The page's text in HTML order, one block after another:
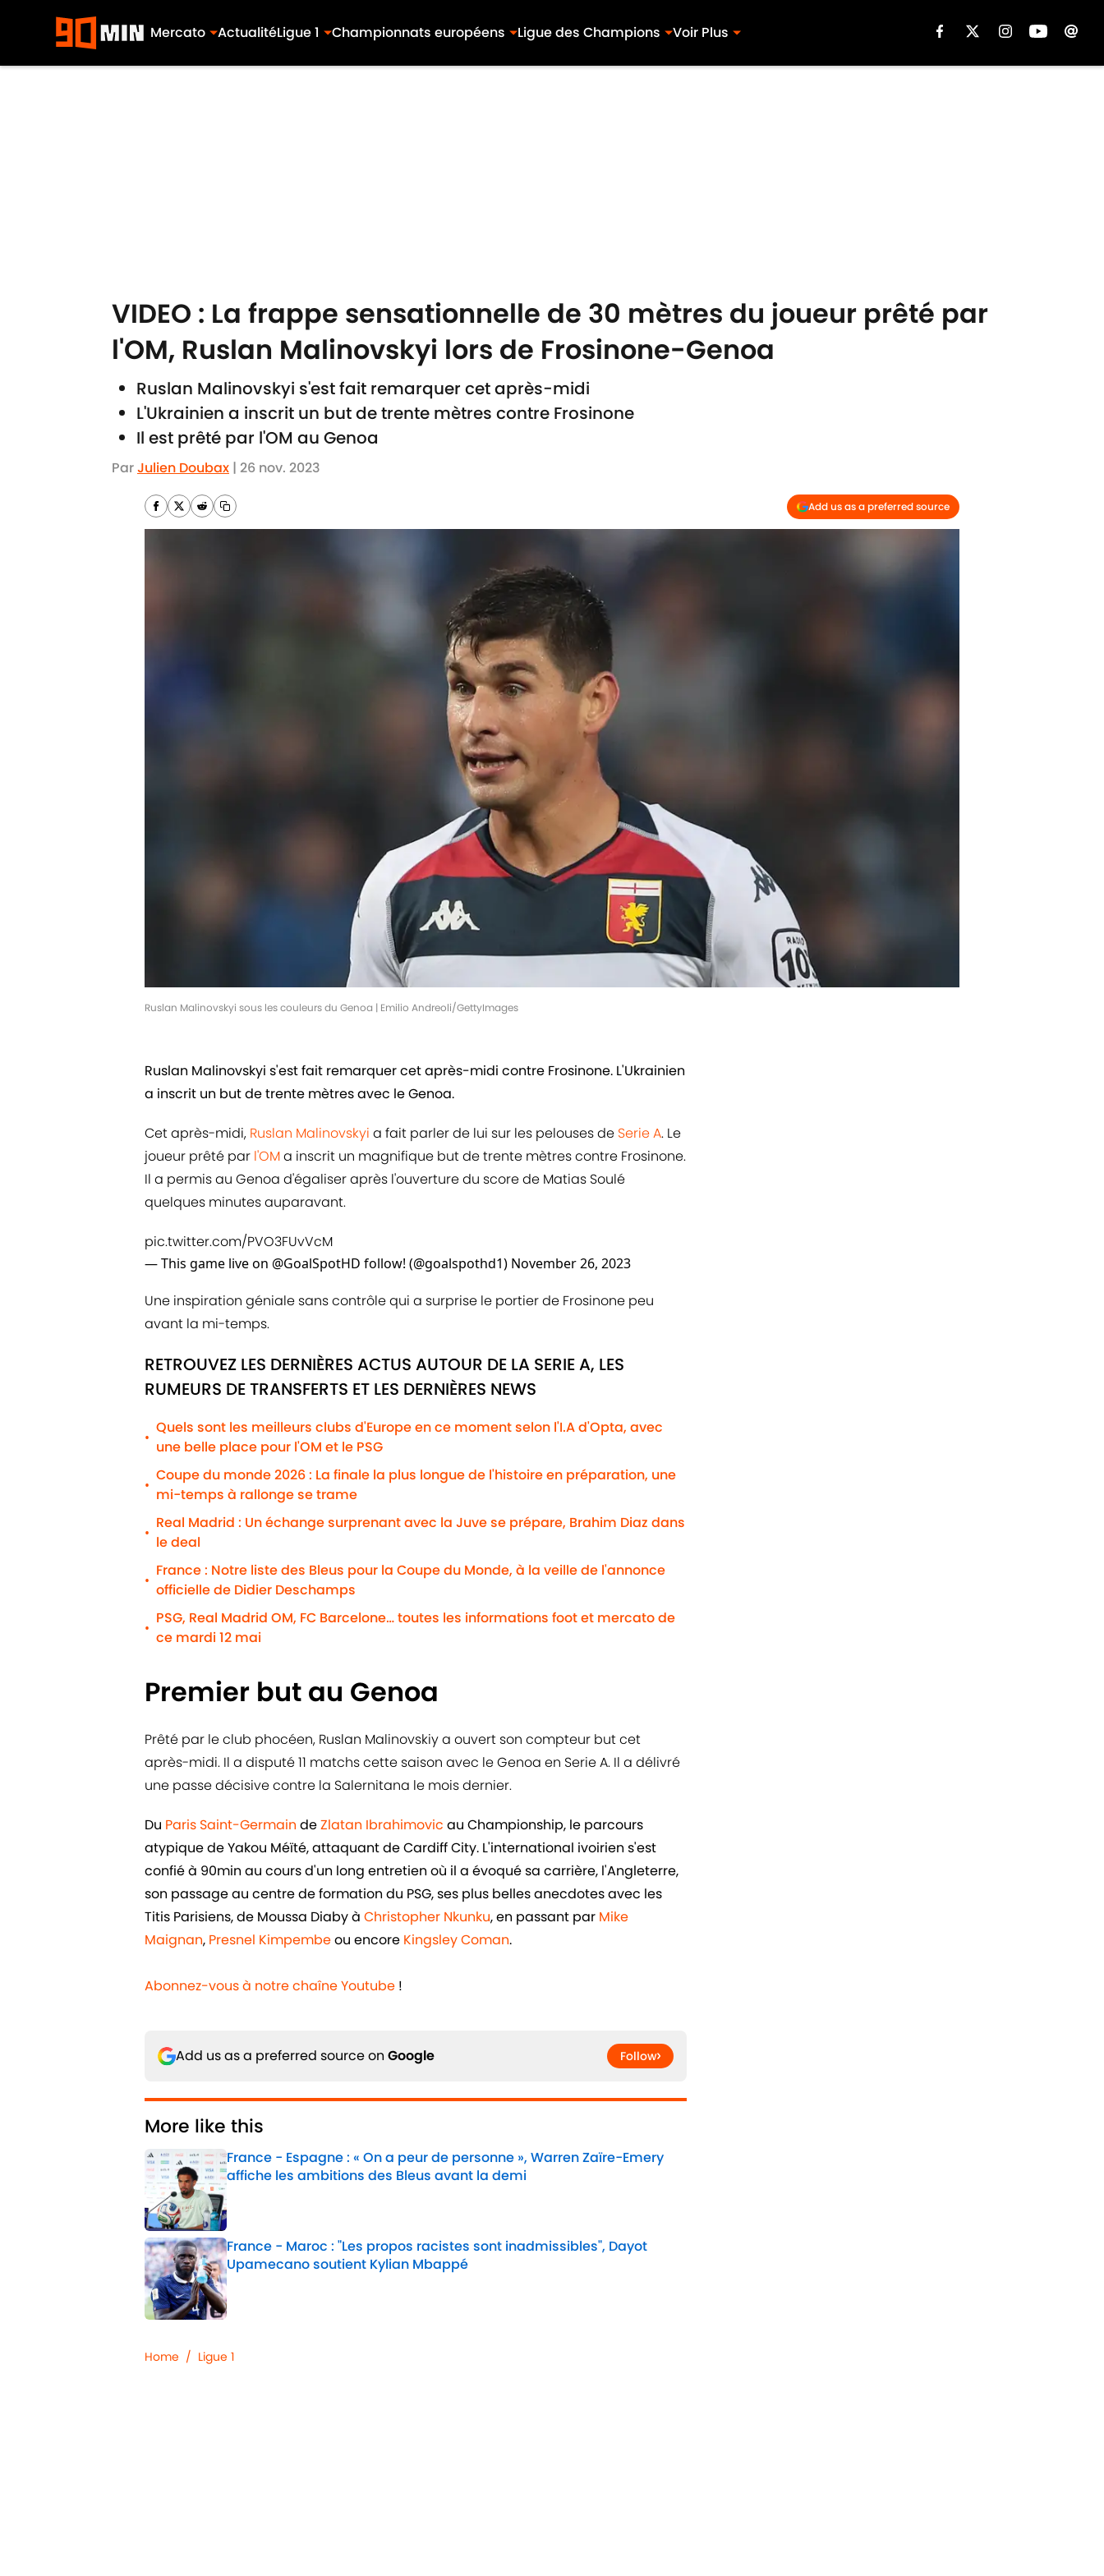
Mercato ActualitéLigue 1 Championnats européens Ligue des Champions Voir Plus
VIDEO : La frappe sensationnelle de 30 mètres du joueur prêté par
l'OM, Ruslan Malinovskyi lors de Frosinone-Genoa
Ruslan Malinovskyi s'est fait remarquer cet après-midi
L'Ukrainien a inscrit un but de trente mètres contre Frosinone
Il est prêté par l'OM au Genoa
ParJulien Doubax | 26 nov. 2023
Add us as a preferred source
Ruslan Malinovskyi sous les couleurs du Genoa | Emilio Andreoli/GettyImages
Ruslan Malinovskyi s'est fait remarquer cet après-midi contre Frosinone. L'Ukrainien
a inscrit un but de trente mètres avec le Genoa.
Cet après-midi, Ruslan Malinovskyi a fait parler de lui sur les pelouses de Serie A. Le
joueur prêté par l'OMa inscrit un magnifique but de trente mètres contre Frosinone.
Il a permis au Genoa d'égaliser après l'ouverture du score de Matias Soulé
quelques minutes auparavant.
pic.twitter.com/PVO3FUvVcM
— This game live on @GoalSpotHD follow! (@goalspothd1) November 26, 2023
Une inspiration géniale sans contrôle qui a surprise le portier de Frosinone peu
avant la mi-temps.
RETROUVEZ LES DERNIÈRES ACTUS AUTOUR DE LA SERIE A, LES
RUMEURS DE TRANSFERTS ET LES DERNIÈRES NEWS
•
Quels sont les meilleurs clubs d'Europe en ce moment selon l'I.A d'Opta, avec
une belle place pour l'OM et le PSG
•
Coupe du monde 2026 : La finale la plus longue de l'histoire en préparation, une
mi-temps à rallonge se trame
•
Real Madrid : Un échange surprenant avec la Juve se prépare, Brahim Diaz dans
le deal
•
France : Notre liste des Bleus pour la Coupe du Monde, à la veille de l'annonce
officielle de Didier Deschamps
•
PSG, Real Madrid OM, FC Barcelone… toutes les informations foot et mercato de
ce mardi 12 mai
Premier but au Genoa
Prêté par le club phocéen, Ruslan Malinovskiy a ouvert son compteur but cet
après-midi. Il a disputé 11 matchs cette saison avec le Genoa en Serie A. Il a délivré
une passe décisive contre la Salernitana le mois dernier.
Du Paris Saint-Germain deZlatan Ibrahimovic au Championship, le parcours
atypique de Yakou Méïté, attaquant de Cardiff City. L'international ivoirien s'est
confié à 90min au cours d'un long entretien où il a évoqué sa carrière, l'Angleterre,
son passage au centre de formation du PSG, ses plus belles anecdotes avec les
Titis Parisiens, de Moussa Diaby à Christopher Nkunku, en passant par Mike
Maignan, Presnel Kimpembeou encore Kingsley Coman.
Abonnez-vous à notre chaîne Youtube !
Add us as a preferred source on Google Follow
More like this
France - Espagne : « On a peur de personne », Warren Zaïre-Emery
affiche les ambitions des Bleus avant la demi
France - Maroc : "Les propos racistes sont inadmissibles", Dayot
Upamecano soutient Kylian Mbappé
Published by on Invalid Date
Home / Ligue 1